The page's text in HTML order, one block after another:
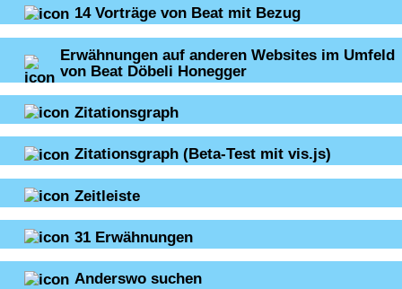
14 Vorträge von Beat mit Bezug
Erwähnungen auf anderen Websites im Umfeld
von Beat Döbeli Honegger
Zitationsgraph
Zitationsgraph (Beta-Test mit vis.js)
Zeitleiste
31 Erwähnungen
Anderswo suchen